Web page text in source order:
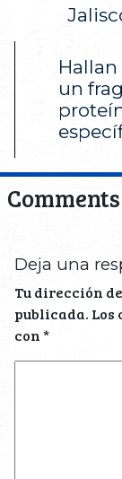
Hallan
un
Comments
Deja una
Tu dirección
publicada. Los
con*